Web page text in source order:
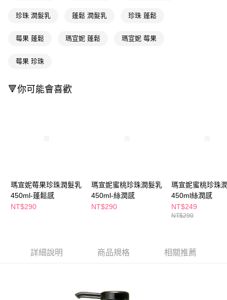
悠遊付
Google Pay
AFTEE先享後付
AFTEE先享後付是「在收到商品之後才付款」的支付方式。 讓您購物簡單
３．收到繳費通知簡訊後14天內，點擊此簡訊中的連結，可透過四大超商／
ATM／網路銀行／等多元方式進行付款，方視為交易完成。
※ 請注意：結帳手續完成當下不需立刻繳費，但若您需要取消訂單，請聯絡
購買商品的店家。未經商家同意取消之訂單仍視為有效，需透過AFTEE先享
客戶支援中心」
https://netprotections.freshdesk.com/support/home
權轉讓予恩沛科技股份有限公司。
即享券
萊爾富取貨付款
每筆NT$65，滿NT$490(含以上)免運費
珍珠 潤髮乳 蓬鬆 潤髮乳 珍珠 蓬鬆
莓果 蓬鬆 瑪宣妮 蓬鬆 瑪宣妮 莓果
莓果 珍珠
🔻你可能會喜歡
瑪宣妮莓果珍珠潤髮乳
450ml-蓬鬆感
NT$290
瑪宣妮蜜桃珍珠潤髮乳
450ml-絲潤感
NT$290
瑪宣妮蜜桃珍珠
450ml絲潤感
NT$249
NT$290
詳細說明 商品規格 相關推薦